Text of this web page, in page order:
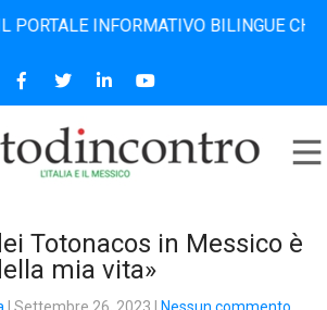
INFORMATIVO BILINGUE CHE DAL
Totonacos in Messico è
mia vita»